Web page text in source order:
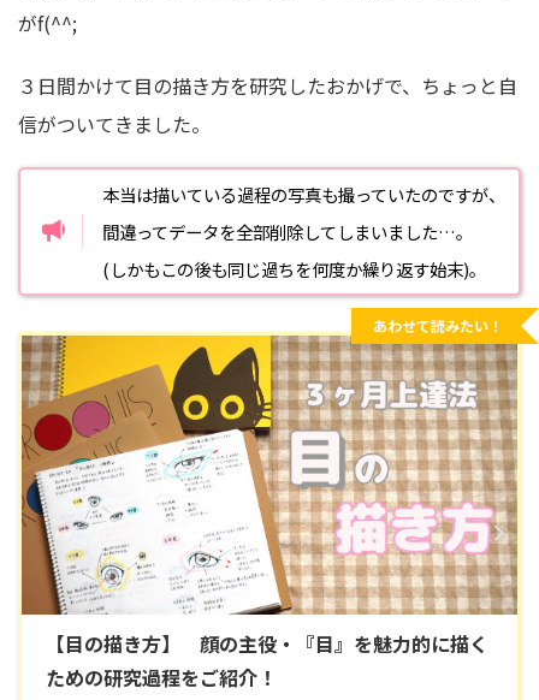
がf(^^;
３日間かけて目の描き方を研究したおかげで、ちょっと自
信がついてきました。
本当は描いている過程の写真も撮っていたのですが、
間違ってデータを全部削除してしまいました…。
(しかもこの後も同じ過ちを何度か繰り返す始末)。
【目の描き方】 顔の主役・『目』を魅力的に描く
ための研究過程をご紹介！
あわせて読みたい！